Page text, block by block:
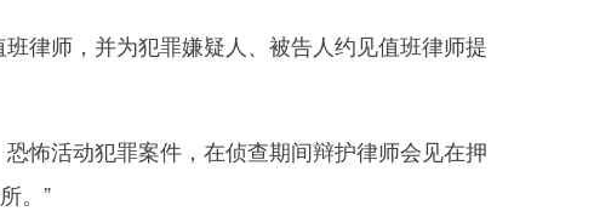
律师，并为犯罪嫌疑人、被告人约见值班律师提
怖活动犯罪案件，在侦查期间辩护律师会见在押
。”